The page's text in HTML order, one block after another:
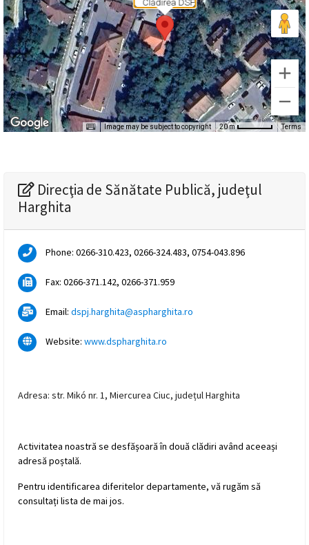
magyar
nyelvű
oldal
fejlesztés
alatt
Átiranyítás
román
nyelvű
oldalra
másodpercen
Clădirea DSP
Image may be subject to copyright 20 m Terms
Direcţia de Sănătate Publică, judeţul
Harghita
Phone: 0266-310.423, 0266-324.483, 0754-043.896
Fax: 0266-371.142, 0266-371.959
Email: dspj.harghita@aspharghita.ro
Website: www.dspharghita.ro
Adresa: str. Mikó nr. 1, Miercurea Ciuc, județul Harghita
Activitatea noastră se desfășoară în două clădiri având aceeași
adresă poștală.
Pentru identificarea diferitelor departamente, vă rugăm să
consultați lista de mai jos.